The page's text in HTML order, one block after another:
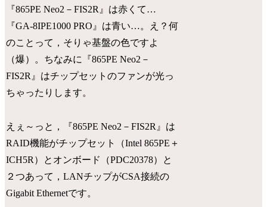
『865PE Neo2－FIS2R』は赤くて…
『GA-8IPE1000 PRO』は青い…。え？何
のことって，そりゃ基盤の色ですよ
（爆）。ちなみに『865PE Neo2－
FIS2R』はチップセットのファンが光っ
ちゃったりします。
えぇ～っと，『865PE Neo2－FIS2R』は
RAID機能がチップセット（Intel 865PE＋
ICH5R）とオンボード（PDC20378）と
２つあって，LANチップがCSA接続の
Gigabit Ethernetです。